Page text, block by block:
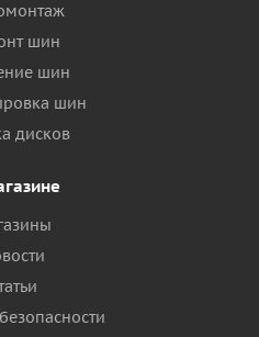
шин
шин
шин
дисков